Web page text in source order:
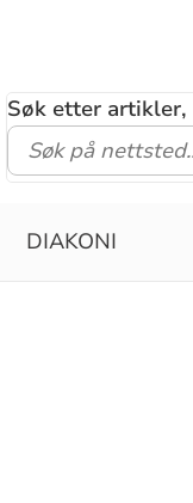
Søk etter
DIAKONI